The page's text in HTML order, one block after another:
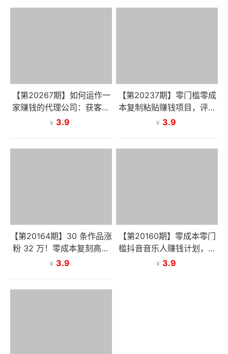
【第20267期】如何运作一
家赚钱的代理公司：获客转
化，服务交付，团队管理全
¥ 3.9
【第20237期】零门槛零成
本复制粘贴赚钱项目，评论
区留言评论即可轻松日赚取1
¥ 3.9
【第20164期】30 条作品涨
粉 32 万！零成本复刻高认
知心理学视频，普通人也能
¥ 3.9
【第20160期】零成本零门
槛抖音音乐人赚钱计划，利
用AI一键生成，新手也能操
¥ 3.9